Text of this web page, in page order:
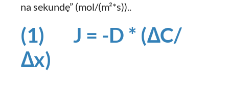
na sekundę” (mol/(m²*s))..
(1) J = -D * (ΔC/
Δx)